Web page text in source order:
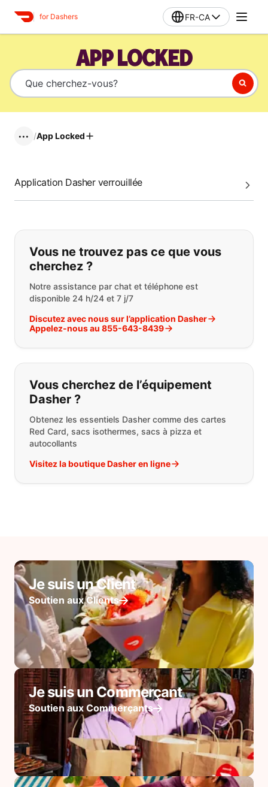
for Dashers FR-CA
APP LOCKED
••• /App Locked
Application Dasher verrouillée
Si vous ne trouvez pas ce que vous
Vous ne trouvez pas ce que vous
cherchez ?
Notre assistance par chat et téléphone est
disponible 24 h/24 et 7 j/7
Discutez avec nous sur l’application Dasher
Appelez-nous au 855-643-8439
Vous cherchez de l’équipement
Dasher ?
Obtenez les essentiels Dasher comme des cartes
Red Card, sacs isothermes, sacs à pizza et
autocollants
Visitez la boutique Dasher en ligne
Je suis un Client
Soutien aux Clients
Je suis un Commerçant
Soutien aux Commerçants